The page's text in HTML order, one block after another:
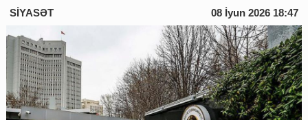
SİYASƏT 08 İyun 2026 18:47